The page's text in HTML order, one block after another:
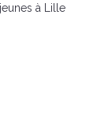
à Lille